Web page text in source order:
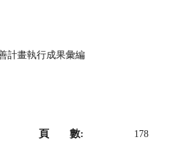
計畫執行成果彙編
頁 數: 178